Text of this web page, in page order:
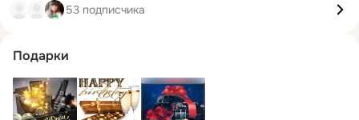
53 подписчика
Подарки